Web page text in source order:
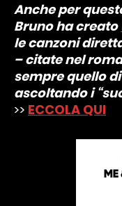
Anche per
Bruno ha creato
le canzoni
– citate nel
sempre quello
ascoltando i
>> ECCOLA QUI